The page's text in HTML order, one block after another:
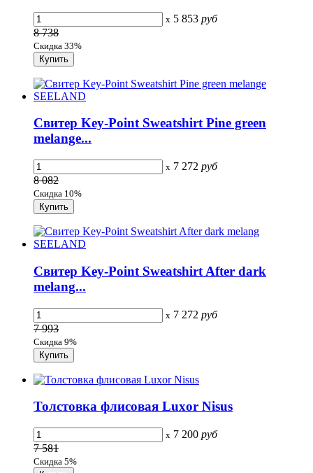
x 5 853 руб
8 738
Скидка 33%
Свитер Key-Point Sweatshirt Pine green
melange...
x 7 272 руб
8 082
Скидка 10%
Свитер Key-Point Sweatshirt After dark
melang...
x 7 272 руб
7 993
Скидка 9%
Толстовка флисовая Luxor Nisus
x 7 200 руб
7 581
Скидка 5%